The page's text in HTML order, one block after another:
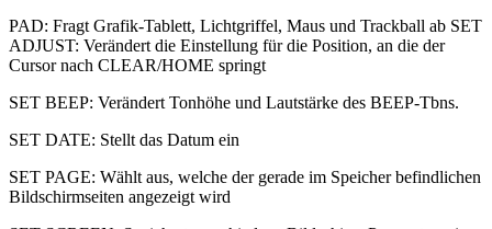
PAD: Fragt Grafik-Tablett, Lichtgriffel, Maus und Trackball ab SET
ADJUST: Verändert die Einstellung für die Position, an die der
Cursor nach CLEAR/HOME springt
SET BEEP: Verändert Tonhöhe und Lautstärke des BEEP-Tbns.
SET DATE: Stellt das Datum ein
SET PAGE: Wählt aus, welche der gerade im Speicher befindlichen
Bildschirmseiten angezeigt wird